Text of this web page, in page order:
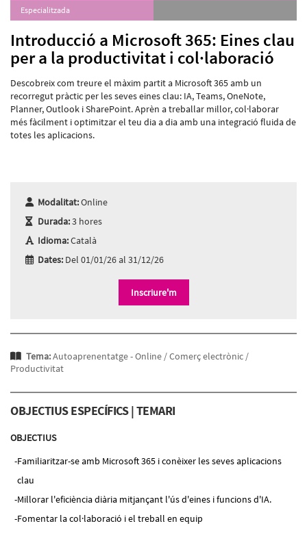
Especialitzada
Introducció a Microsoft 365: Eines clau
per a la productivitat i col·laboració
Descobreix com treure el màxim partit a Microsoft 365 amb un
recorregut pràctic per les seves eines clau: IA, Teams, OneNote,
Planner, Outlook i SharePoint. Aprèn a treballar millor, col·laborar
més fàcilment i optimitzar el teu dia a dia amb una integració fluida de
totes les aplicacions.
Modalitat:Online
Durada:3 hores
Idioma:Català
Dates: Del 01/01/26 al 31/12/26
Inscriure'm
Tema:Autoaprenentatge - Online /Comerç electrònic /
Productivitat
OBJECTIUS ESPECÍFICS | TEMARI
OBJECTIUS
Familiaritzar-se amb Microsoft 365 i conèixer les seves aplicacions
clau
Millorar l'eficiència diària mitjançant l'ús d'eines i funcions d'IA.
Fomentar la col·laboració i el treball en equip